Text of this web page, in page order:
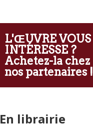
L'ŒUVRE VOUS
INTÉRESSE ?
Achetez-la chez
nos partenaires !
En librairie